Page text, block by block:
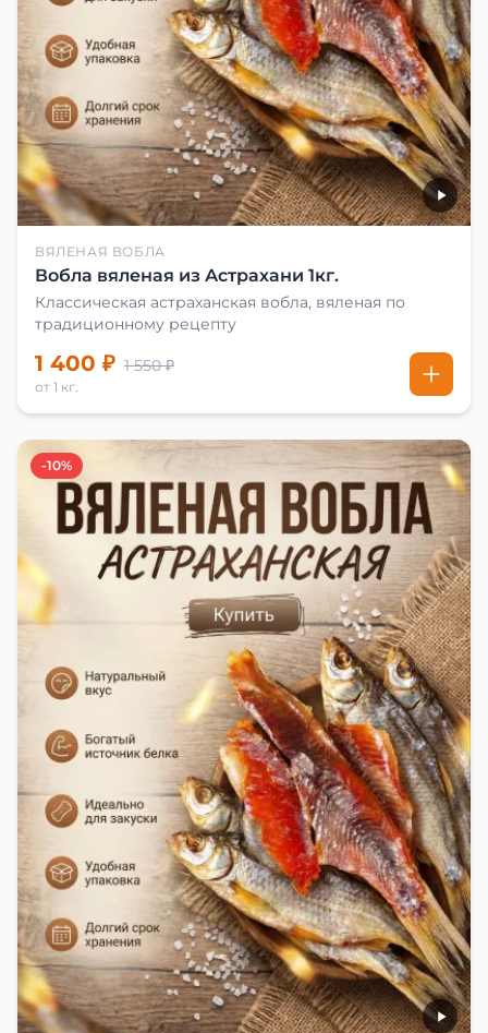
ВЯЛЕНАЯ ВОБЛА
Вобла вяленая из Астрахани 1кг.
Классическая астраханская вобла, вяленая по
традиционному рецепту
1 400 ₽ 1 550 ₽
от 1 кг.
-10%